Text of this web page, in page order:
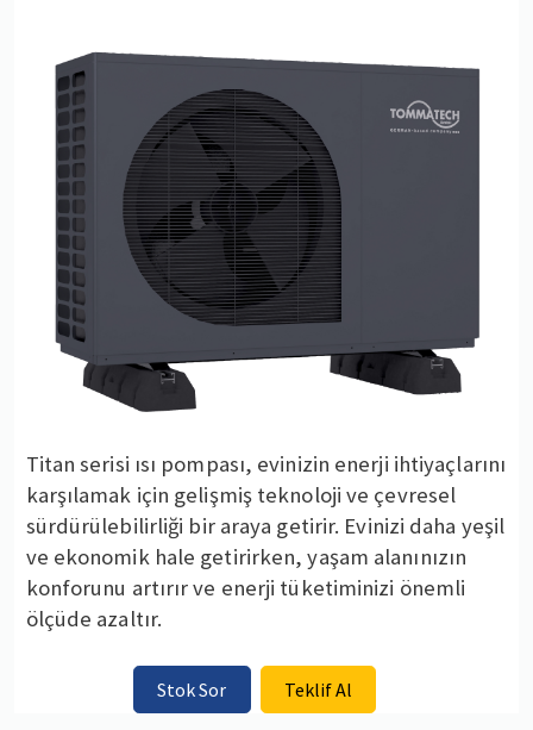
Titan serisi ısı pompası, evinizin enerji ihtiyaçlarını
karşılamak için gelişmiş teknoloji ve çevresel
sürdürülebilirliği bir araya getirir. Evinizi daha yeşil
ve ekonomik hale getirirken, yaşam alanınızın
konforunu artırır ve enerji tüketiminizi önemli
ölçüde azaltır.
Stok Sor Teklif Al